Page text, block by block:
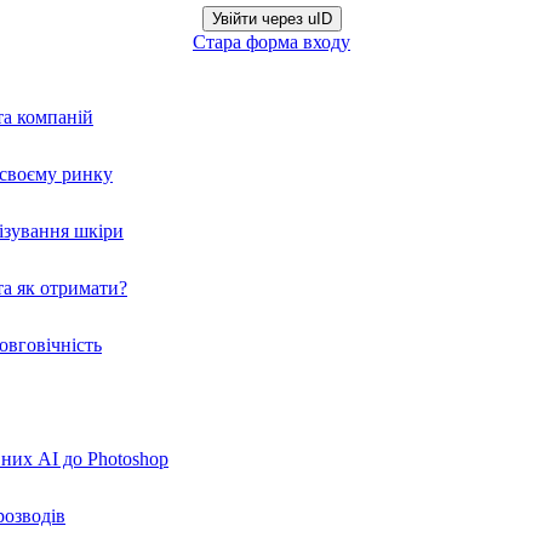
Увійти через uID
Стара форма входу
компаній
своєму ринку
шкіри
як отримати?
AI до Photoshop